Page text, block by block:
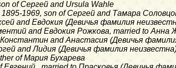
of Сергей and Ursula Wahle
1895-1969, son of Сергей and Тамара
and Евдокия (Девичья фамилия
and Евдокия Рожкова, married to Анна
Константин and Анастасия (Девичья
and Лидия (Девичья фамилия
of Мария Бухарева